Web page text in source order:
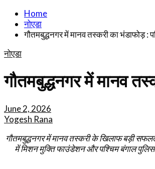
Home
नोएडा
गौतमबुद्धनगर में मानव तस्करी का भंडाफोड़ :
नोएडा
गौतमबुद्धनगर में मानव
June 2, 2026
Yogesh Rana
गौतमबुद्धनगर में मानव तस्करी के खिलाफ बड़ी
में मिशन मुक्ति फाउंडेशन और पश्चिम बंगाल पुलिस